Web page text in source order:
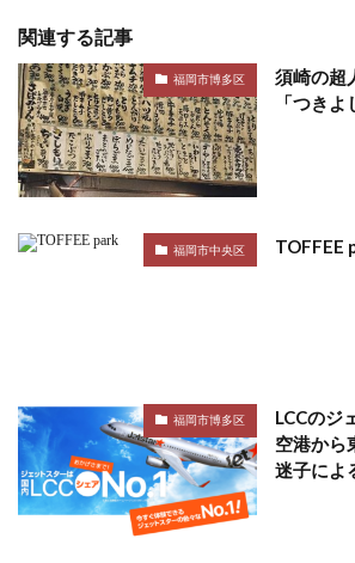
関連する記事
福岡市博多区
須崎の超
「つきよ
福岡市中央区 TOFFEE
福岡市博多区
LCCのジ
空港から
迷子によ